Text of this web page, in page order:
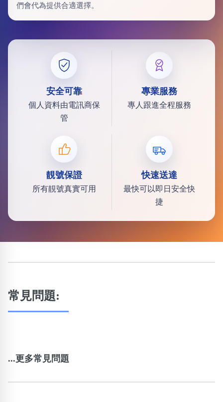
們會代為提供合適選擇。
安全可靠
個人資料由電訊商保
管
專業服務
專人跟進全程服務
靚號保證
所有靚號真實可用
快速送達
最快可以即日安全快
捷
常見問題:
...更多常見問題